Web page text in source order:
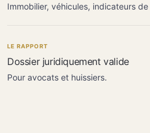
Immobilier, véhicules, indicateurs
LE RAPPORT
Dossier juridiquement valide
Pour avocats et huissiers.